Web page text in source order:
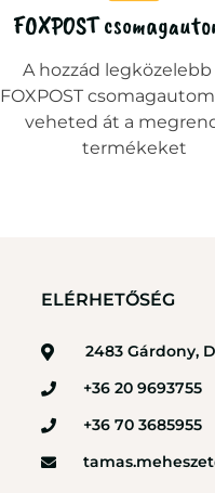
FOXPOST
A hozzád legközelebb
FOXPOST
veheted át a
termékeket
ELÉRHETŐSÉG
2483 Gárdony,
+36 20 9693755
+36 70 3685955